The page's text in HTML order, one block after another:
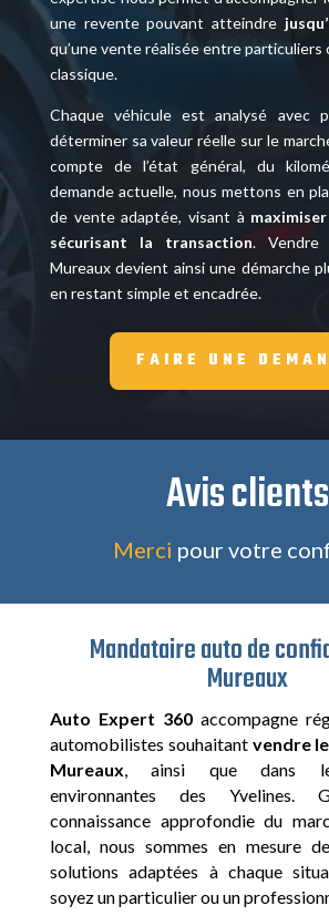
une revente pouvant atteindre
qu’une vente réalisée entre particuliers
classique.
Chaque véhicule est analysé avec
déterminer sa valeur réelle sur le
compte de l’état général, du
demande actuelle, nous mettons en
de vente adaptée, visant à
sécurisant la transaction. Vendre
Mureaux devient ainsi une démarche
en restant simple et encadrée.
FAIRE UNE
Avis clients
Merci pour votre
Mandataire auto de
Mureaux
Auto Expert 360accompagne
automobilistes souhaitant vendre
Mureaux , ainsi que dans
environnantes des Yvelines.
connaissance approfondie du
local, nous sommes en mesure
solutions adaptées à chaque
soyez un particulier ou un